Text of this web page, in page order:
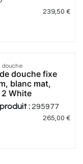
239,50 €
douche
douche fixe
blanc mat,
White
produit : 295977
265,00 €